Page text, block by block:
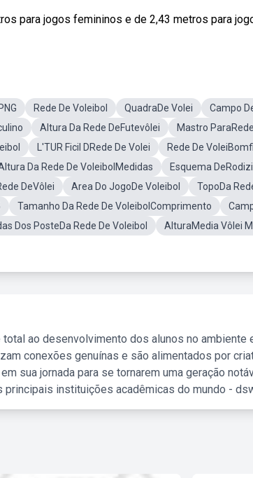
para jogos femininos e de 2,43 metros para
Rede De Voleibol QuadraDe Volei
Campo
Altura Da Rede DeFutevôlei
Mastro
L'TUR Ficil DRede De Volei
Rede De
Da Rede De VoleibolMedidas
Esquema
DeVôlei Area Do JogoDe Voleibol
TopoDa
Tamanho Da Rede De VoleibolComprimento
Dos PosteDa Rede De Voleibol
AlturaMedia Vôlei
total ao desenvolvimento dos alunos no ambiente
conexões genuínas e são alimentados por
sua jornada para se tornarem uma geração
instituições acadêmicas do mundo -